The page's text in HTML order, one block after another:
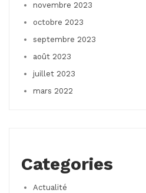
novembre 2023
octobre 2023
septembre 2023
août 2023
juillet 2023
mars 2022
Categories
Actualité